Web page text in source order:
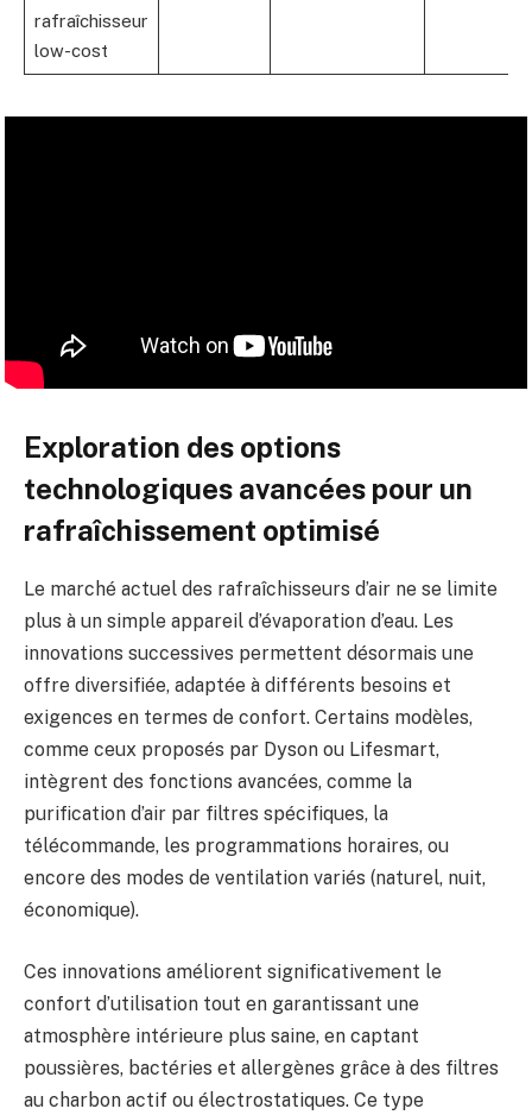
rafraîchisseur
low-cost
Exploration des options
technologiques avancées pour un
rafraîchissement optimisé
Le marché actuel des rafraîchisseurs d’air ne se limite
plus à un simple appareil d’évaporation d’eau. Les
innovations successives permettent désormais une
offre diversifiée, adaptée à différents besoins et
exigences en termes de confort. Certains modèles,
comme ceux proposés par Dyson ou Lifesmart,
intègrent des fonctions avancées, comme la
purification d’air par filtres spécifiques, la
télécommande, les programmations horaires, ou
encore des modes de ventilation variés (naturel, nuit,
économique).
Ces innovations améliorent significativement le
confort d’utilisation tout en garantissant une
atmosphère intérieure plus saine, en captant
poussières, bactéries et allergènes grâce à des filtres
au charbon actif ou électrostatiques. Ce type